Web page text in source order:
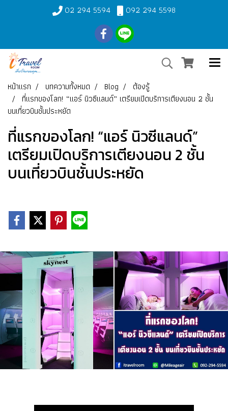
02 294 5594 092 294 5598
หน้าแรก บทความทั้งหมด Blog
ต้องรู้
ที่แรกของโลก! “แอร์ นิวซีแลนด์” เตรียมเปิดบริการเตียงนอน 2 ชั้น
บนเที่ยวบินชั้นประหยัด
ที่แรกของโลก! “แอร์ นิวซีแลนด์”
เตรียมเปิดบริการเตียงนอน 2 ชั้น
บนเที่ยวบินชั้นประหยัด